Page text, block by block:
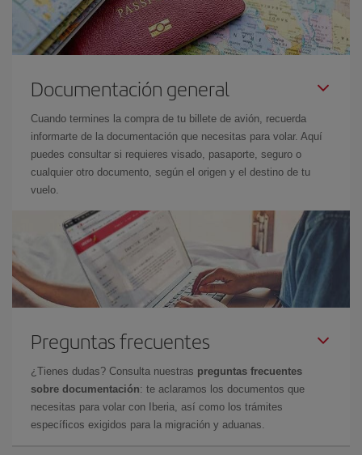
Documentación general
Cuando termines la compra de tu billete de avión, recuerda
informarte de la documentación que necesitas para volar. Aquí
puedes consultar si requieres visado, pasaporte, seguro o
cualquier otro documento, según el origen y el destino de tu
vuelo.
Preguntas frecuentes
¿Tienes dudas? Consulta nuestras preguntas frecuentes
sobre documentación: te aclaramos los documentos que
necesitas para volar con Iberia, así como los trámites
específicos exigidos para la migración y aduanas.